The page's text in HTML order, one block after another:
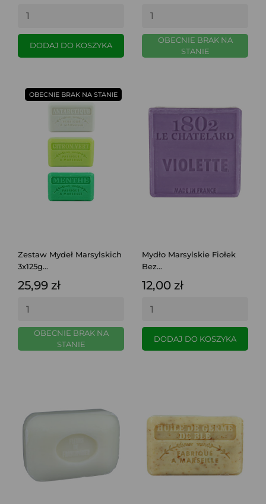
DODAJ DO KOSZYKA
OBECNIE BRAK NA
STANIE
Zestaw Mydeł Marsylskich
3x125g...
25,99 zł
OBECNIE BRAK NA
STANIE
OBECNIE BRAK NA STANIE
Mydło Marsylskie Fiołek
Bez...
12,00 zł
DODAJ DO KOSZYKA